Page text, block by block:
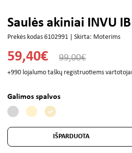
Saulės akiniai INVU
Prekės kodas 6102991 | Skirta: Moterims
59,40€ 99,00€
+990 lojalumo taškų registruotiems
Galimos spalvos
IŠPARDUOTA